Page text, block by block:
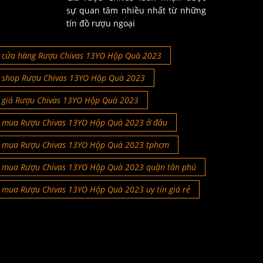
sự quan tâm nhiều nhất từ những
tín đồ rượu ngoại
cửa hàng Rượu Chivas 13YO Hộp Quà 2023
shop Rượu Chivas 13YO Hộp Quà 2023
giá Rượu Chivas 13YO Hộp Quà 2023
mua Rượu Chivas 13YO Hộp Quà 2023 ở đâu
mua Rượu Chivas 13YO Hộp Quà 2023 tphcm
mua Rượu Chivas 13YO Hộp Quà 2023 quận tân phú
mua Rượu Chivas 13YO Hộp Quà 2023 uy tín giá rẻ